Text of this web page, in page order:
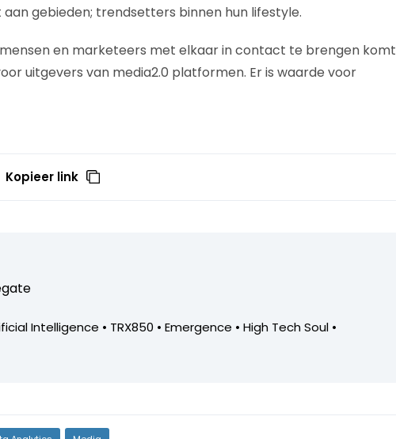
gebieden; trendsetters binnen hun lifestyle.
en marketeers met elkaar in contact te brengen komt
uitgevers van media2.0 platformen. Er is waarde voor
Kopieer link
Intelligence • TRX850 • Emergence • High Tech Soul •